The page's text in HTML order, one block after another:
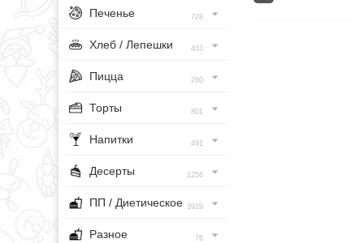
Печенье 728
Хлеб / Лепешки 433
Пицца 260
Торты 801
Напитки 491
Десерты 1256
ПП / Диетическое 3929
Разное 76